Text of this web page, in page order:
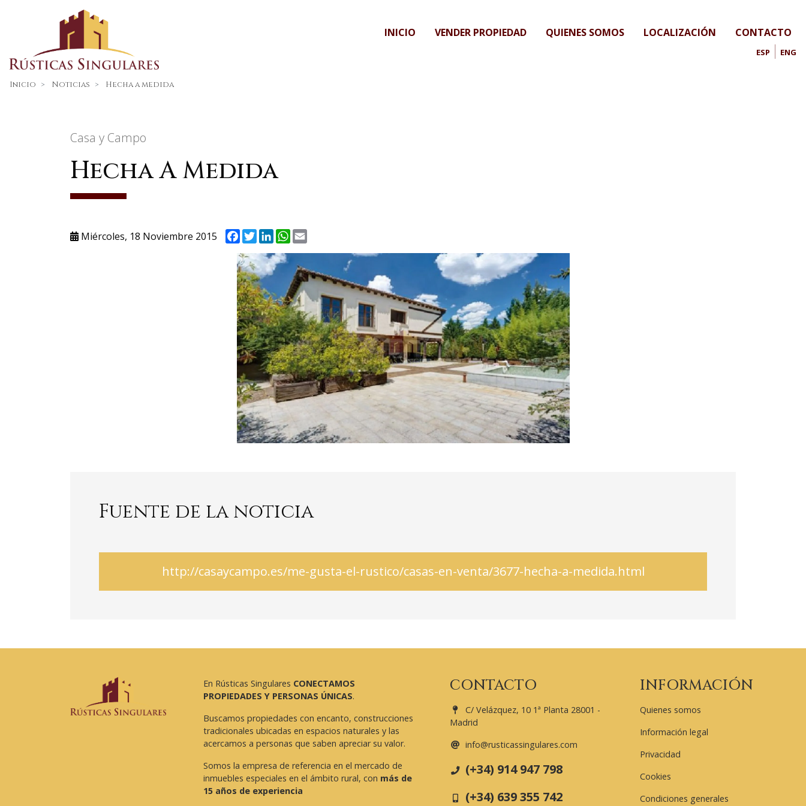
INICIO VENDER PROPIEDAD QUIENES SOMOS LOCALIZACIÓN CONTACTO
ESP ENG
Inicio Noticias Hecha a medida
Casa y Campo
Hecha A Medida
Miércoles, 18 Noviembre 2015 Facebook
TwitterLinkedInWhatsApp
Fuente de la noticia
http://casaycampo.es/me-gusta-el-rustico/casas-en-venta/3677-hecha-a-medida.html
En Rústicas Singulares CONECTAMOS
PROPIEDADES Y PERSONAS ÚNICAS.
Buscamos propiedades con encanto, construcciones
tradicionales ubicadas en espacios naturales y las
acercamos a personas que saben apreciar su valor.
Somos la empresa de referencia en el mercado de
inmuebles especiales en el ámbito rural, con más de
15 años de experiencia
CONTACTO
C/ Velázquez, 10 1ª Planta 28001 -
Madrid
info@rusticassingulares.com
(+34) 914 947 798
(+34) 639 355 742
INFORMACIÓN
Quienes somos
Información legal
Privacidad
Cookies
Condiciones generales